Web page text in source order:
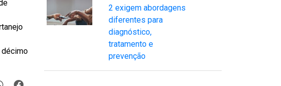
décimo
2 exigem abordagens
diferentes para
diagnóstico,
tratamento e
prevenção